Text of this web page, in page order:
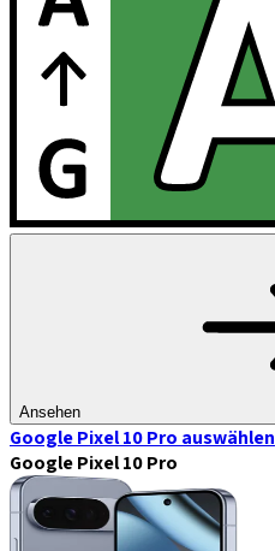
Ansehen
Google Pixel 10 Pro auswählen
Google Pixel 10 Pro